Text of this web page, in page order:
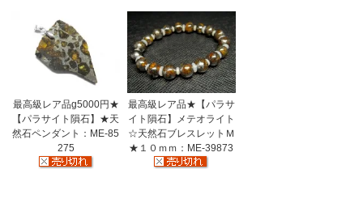
最高級レア品g5000円★
【パラサイト隕石】★天
然石ペンダント：ME-85
275
最高級レア品★【パラサ
イト隕石】メテオライト
☆天然石ブレスレットＭ
★１０ｍｍ：ME-39873